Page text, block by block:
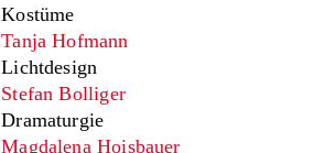
Kostüme
Tanja Hofmann
Lichtdesign
Stefan Bolliger
Dramaturgie
Magdalena Hoisbauer